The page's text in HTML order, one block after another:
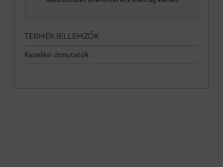
TERMÉKJELLEMZŐK
Kezelési útmutatók